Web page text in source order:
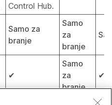
Control Hub.
Samo za
branje
Samo
za
branje
✔
Samo
za
branje
✔